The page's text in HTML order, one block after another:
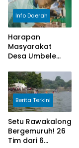
Info Daerah
Harapan
Masyarakat
Desa Umbele
Program
Manunggal Air
TMMD ke-129
Rampung
Berita Terkini
Setu Rawakalong
Bergemuruh! 26
Tim dari 6